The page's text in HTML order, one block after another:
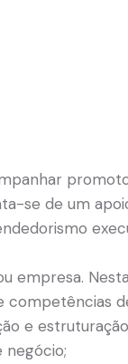
se de um
empresa.
competências
e
negócio;